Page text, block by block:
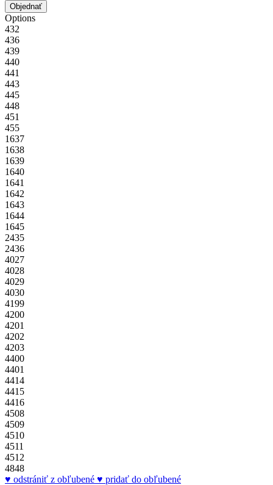
Objednať
Options
432
436
439
440
441
443
445
448
451
455
1637
1638
1639
1640
1641
1642
1643
1644
1645
2435
2436
4027
4028
4029
4030
4199
4200
4201
4202
4203
4400
4401
4414
4415
4416
4508
4509
4510
4511
4512
4848
odstrániť z obľubené
pridať do obľubené